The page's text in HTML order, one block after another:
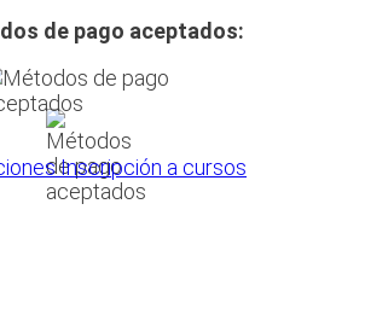
de pago aceptados:
Inscripción a cursos